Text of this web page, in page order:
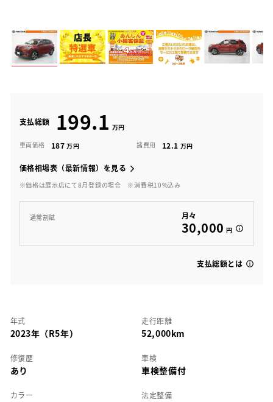
支払総額 199.1
車両価格 187 諸費用 12.1
価格相場表（最新情報）を見る
※価格は展示店にて8月登録の場合 ※消費税10%込み
通常割賦 月々
30,000 円
支払総額とは
年式
2023年（R5年）
走行距離
52,000km
修復歴
あり
車検
車検整備付
カラー 法定整備